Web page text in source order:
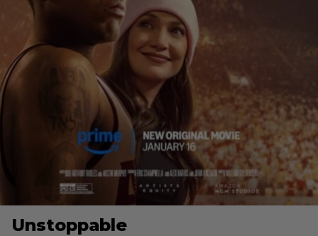
Unstoppable